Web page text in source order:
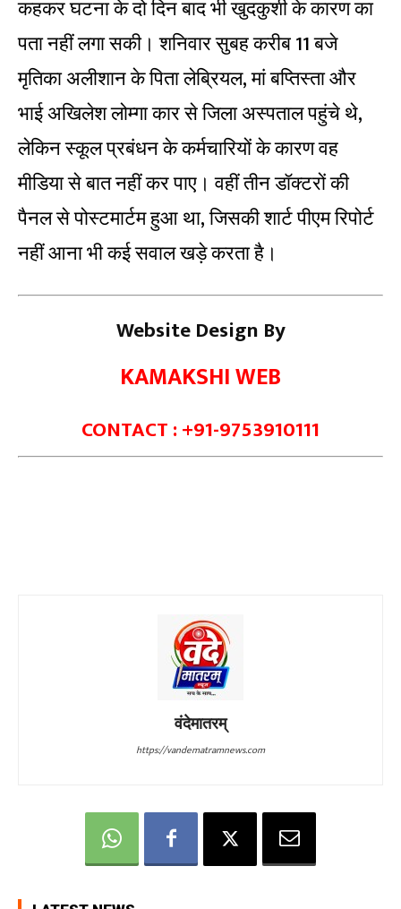
कहकर घटना के दो दिन बाद भी खुदकुशी के कारण का
पता नहीं लगा सकी। शनिवार सुबह करीब 11 बजे
मृतिका अलीशान के पिता लेब्रियल, मां बप्तिस्ता और
भाई अखिलेश लोम्गा कार से जिला अस्पताल पहुंचे थे,
लेकिन स्कूल प्रबंधन के कर्मचारियों के कारण वह
मीडिया से बात नहीं कर पाए। वहीं तीन डॉक्टरों की
पैनल से पोस्टमार्टम हुआ था, जिसकी शार्ट पीएम रिपोर्ट
नहीं आना भी कई सवाल खड़े करता है।
Website Design By
KAMAKSHI WEB
CONTACT : +91-9753910111
वंदेमातरम्
https://vandematramnews.com